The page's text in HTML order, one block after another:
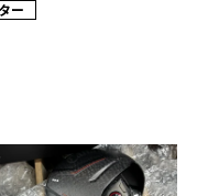
ー